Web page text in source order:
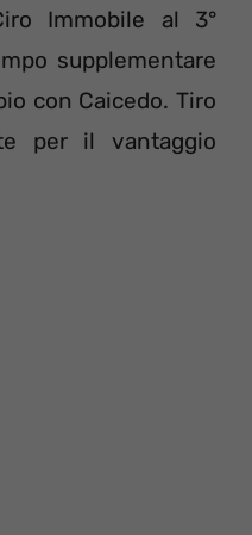
Immobile al 3°
supplementare
con Caicedo. Tiro
per il vantaggio